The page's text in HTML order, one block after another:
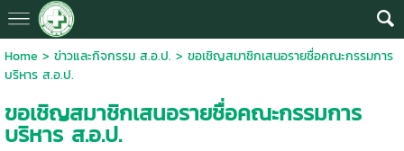
Home > ข่าวและกิจกรรม ส.อ.ป. > ขอเชิญสมาชิกเสนอรายชื่อคณะกรรมการ
บริหาร ส.อ.ป.
ขอเชิญสมาชิกเสนอรายชื่อคณะกรรมการ
บริหาร ส.อ.ป.